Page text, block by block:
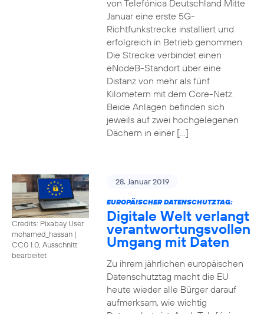
von Telefónica Deutschland Mitte
Januar eine erste 5G-
Richtfunkstrecke installiert und
erfolgreich in Betrieb genommen.
Die Strecke verbindet einen
eNodeB-Standort über eine
Distanz von mehr als fünf
Kilometern mit dem Core-Netz.
Beide Anlagen befinden sich
jeweils auf zwei hochgelegenen
Dächern in einer […]
Credits: Pixabay User
mohamed_hassan |
CC0 1.0, Ausschnitt
bearbeitet
28. Januar 2019
EUROPÄISCHER DATENSCHUTZTAG:
Digitale Welt verlangt
verantwortungsvollen
Umgang mit Daten
Zu ihrem jährlichen europäischen
Datenschutztag macht die EU
heute wieder alle Bürger darauf
aufmerksam, wie wichtig